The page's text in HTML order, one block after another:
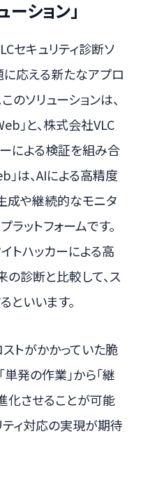
ション」
セキュリティ診断ソ
に応える新たなアプロ
のソリューションは、
」と、株式会社VLC
による検証を組み合
」は、AIによる高精度
成や継続的なモニタ
ットフォームです。
トハッカーによる高
診断と比較して、ス
といいます。
トがかかっていた脆
発の作業」から「継
化させることが可能
ティ対応の実現が期待